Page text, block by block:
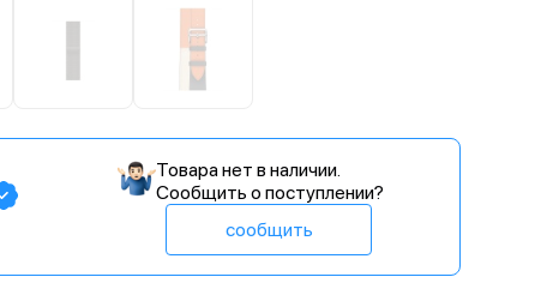
Товара нет в наличии.
Сообщить о поступлении?
сообщить